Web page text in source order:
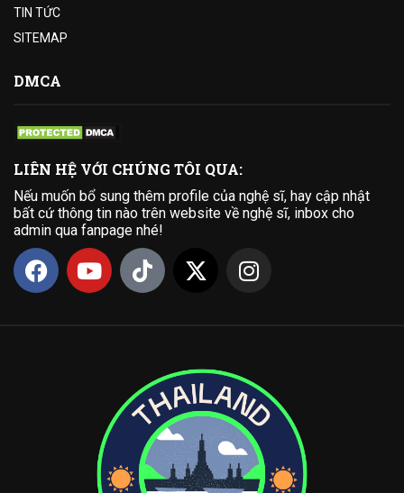
TIN TỨC
SITEMAP
DMCA
LIÊN HỆ VỚI CHÚNG TÔI QUA:
Nếu muốn bổ sung thêm profile của nghệ sĩ, hay cập nhật
bất cứ thông tin nào trên website về nghệ sĩ, inbox cho
admin qua fanpage nhé!